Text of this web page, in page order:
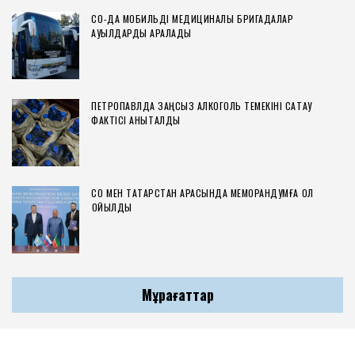
СҚО-ДА МОБИЛЬДІ МЕДИЦИНАЛЫҚ БРИГАДАЛАР
АУЫЛДАРДЫ АРАЛАДЫ
ПЕТРОПАВЛДА ЗАҢСЫЗ АЛКОГОЛЬ ТЕМЕКІНІ САҚТАУ
ФАКТІСІ АНЫҚТАЛДЫ
СҚО МЕН ТАТАРСТАН АРАСЫНДА МЕМОРАНДУМҒА ҚОЛ
ҚОЙЫЛДЫ
Мұрағаттар